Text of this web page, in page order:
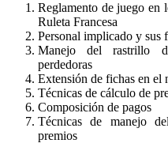
Reglamento de juego en
Ruleta Francesa
Personal implicado y sus
Manejo del rastrillo
perdedoras
Extensión de fichas en el
Técnicas de cálculo de
Composición de pagos
Técnicas de manejo
premios